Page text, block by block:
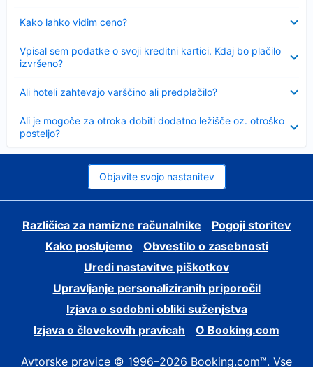
Kako lahko vidim ceno?
Vpisal sem podatke o svoji kreditni kartici. Kdaj bo plačilo
izvršeno?
Ali hoteli zahtevajo varščino ali predplačilo?
Ali je mogoče za otroka dobiti dodatno ležišče oz. otroško
posteljo?
Objavite svojo nastanitev
Različica za namizne računalnike
Pogoji storitev
Kako poslujemo
Obvestilo o zasebnosti
Uredi nastavitve piškotkov
Upravljanje personaliziranih priporočil
Izjava o sodobni obliki suženjstva
Izjava o človekovih pravicah
O Booking.com
Avtorske pravice © 1996–2026 Booking.com™. Vse